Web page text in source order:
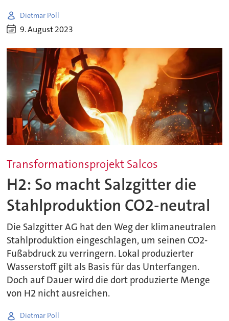
Dietmar Poll
9. August 2023
Transformationsprojekt Salcos
H2: So macht Salzgitter die
Stahlproduktion CO2-neutral
Die Salzgitter AG hat den Weg der klimaneutralen
Stahlproduktion eingeschlagen, um seinen CO2-
Fußabdruck zu verringern. Lokal produzierter
Wasserstoff gilt als Basis für das Unterfangen.
Doch auf Dauer wird die dort produzierte Menge
von H2 nicht ausreichen.
Dietmar Poll